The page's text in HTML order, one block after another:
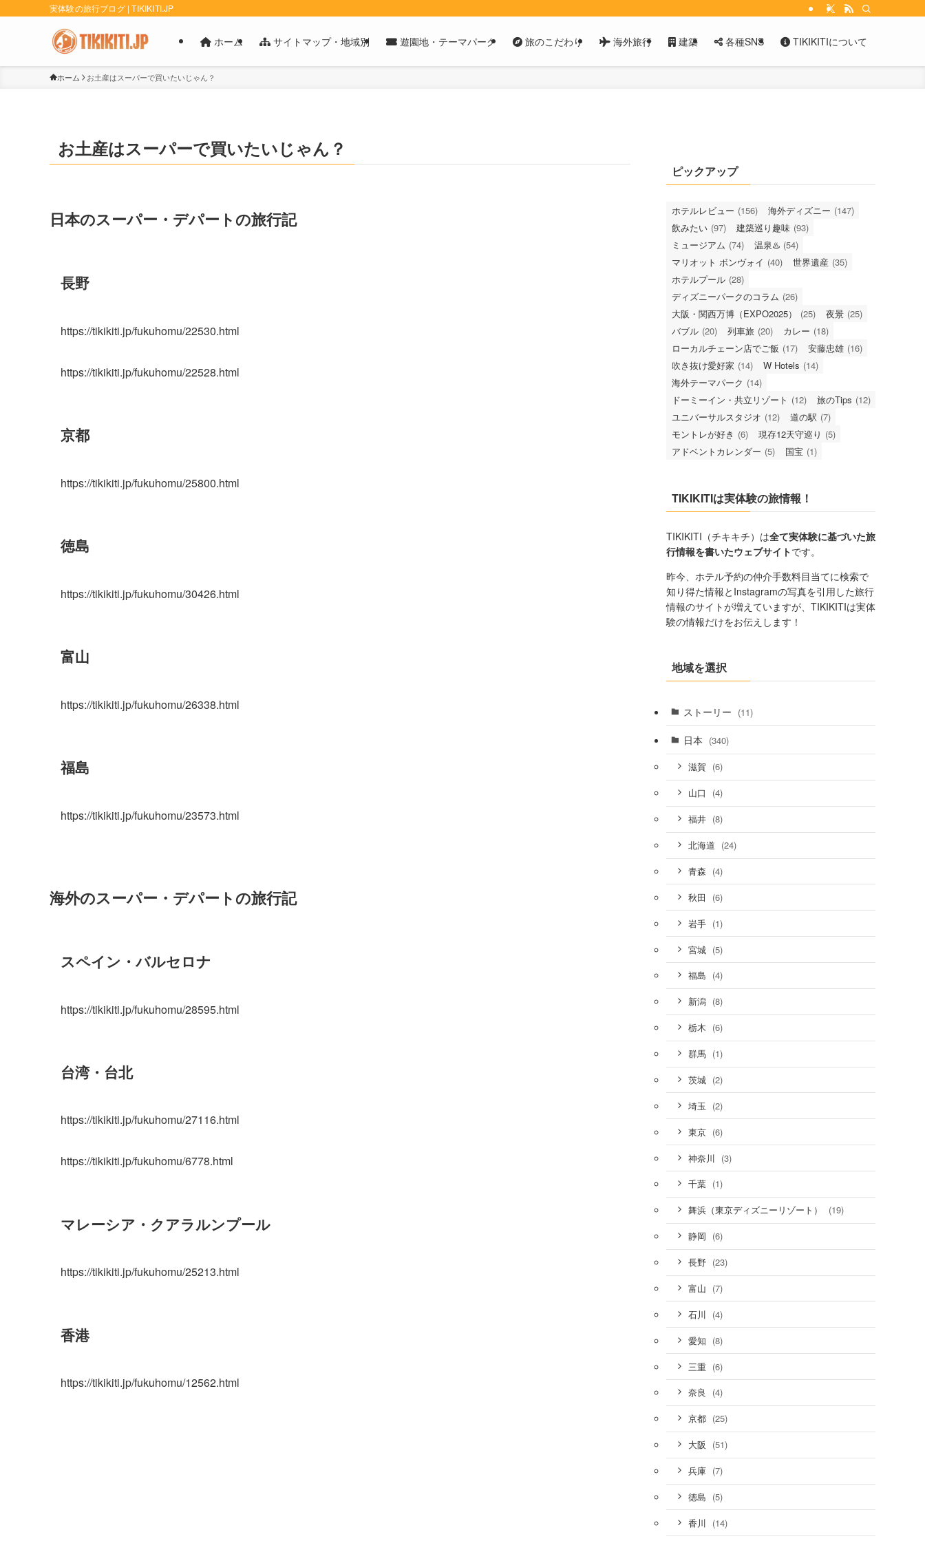
実体験の旅行ブログ | TIKIKITI.JP
ホーム サイトマップ・地域別 遊園地・テーマパーク 旅のこだわり 海外旅行 建築 各種SNS TIKIKITIについて
ホーム お土産はスーパーで買いたいじゃん？
お土産はスーパーで買いたいじゃん？
日本のスーパー・デパートの旅行記
長野
https://tikikiti.jp/fukuhomu/22530.html
https://tikikiti.jp/fukuhomu/22528.html
京都
https://tikikiti.jp/fukuhomu/25800.html
徳島
https://tikikiti.jp/fukuhomu/30426.html
富山
https://tikikiti.jp/fukuhomu/26338.html
福島
https://tikikiti.jp/fukuhomu/23573.html
海外のスーパー・デパートの旅行記
スペイン・バルセロナ
https://tikikiti.jp/fukuhomu/28595.html
台湾・台北
https://tikikiti.jp/fukuhomu/27116.html
https://tikikiti.jp/fukuhomu/6778.html
マレーシア・クアラルンプール
https://tikikiti.jp/fukuhomu/25213.html
香港
https://tikikiti.jp/fukuhomu/12562.html
ピックアップ
ホテルレビュー (156) 海外ディズニー (147)
飲みたい (97) 建築巡り趣味 (93)
ミュージアム (74) 温泉♨️ (54)
マリオット ボンヴォイ (40) 世界遺産 (35)
ホテルプール (28)
ディズニーパークのコラム (26)
大阪・関西万博（EXPO2025）
(25) 夜景 (25)
バブル (20) 列車旅 (20) カレー (18)
ローカルチェーン店でご飯 (17) 安藤忠雄 (16)
吹き抜け愛好家 (14) W Hotels (14)
海外テーマパーク (14)
ドーミーイン・共立リゾート (12) 旅のTips (12)
ユニバーサルスタジオ (12) 道の駅 (7)
モントレが好き (6) 現存12天守巡り (5)
アドベントカレンダー (5) 国宝 (1)
TIKIKITIは実体験の旅情報！
TIKIKITI（チキキチ）は全て実体験に基づいた旅
行情報を書いたウェブサイトです。
昨今、ホテル予約の仲介手数料目当てに検索で
知り得た情報とInstagramの写真を引用した旅行
情報のサイトが増えていますが、TIKIKITIは実体
験の情報だけをお伝えします！
地域を選択
ストーリー (11)
日本 (340)
滋賀 (6)
山口 (4)
福井 (8)
北海道 (24)
青森 (4)
秋田 (6)
岩手 (1)
宮城 (5)
福島 (4)
新潟 (8)
栃木 (6)
群馬 (1)
茨城 (2)
埼玉 (2)
東京 (6)
神奈川 (3)
千葉 (1)
舞浜（東京ディズニーリゾート） (19)
静岡 (6)
長野 (23)
富山 (7)
石川 (4)
愛知 (8)
三重 (6)
奈良 (4)
京都 (25)
大阪 (51)
兵庫 (7)
徳島 (5)
香川 (14)